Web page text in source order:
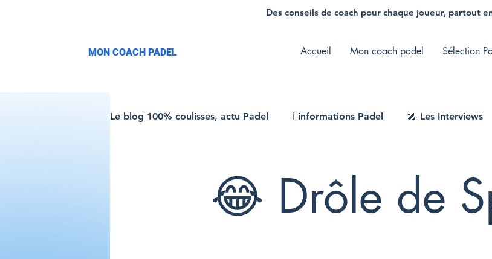
Des conseils de coach pour chaque joueur, partout
​MON COACH PADEL Accueil Mon coach padel Sélection
Le blog 100% coulisses, actu Padel ℹ️ informations Padel 🎤 Les Interviews
😂 Drôle de